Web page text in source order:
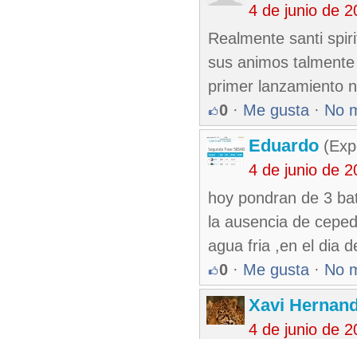
4 de junio de
Realmente santi
sus animos
primer lanzamiento
0 · Me gusta · No
Eduardo
4 de junio de
hoy pondran de 3
la ausencia de
agua fria ,en el dia
0 · Me gusta · No
Xavi
4 de junio de